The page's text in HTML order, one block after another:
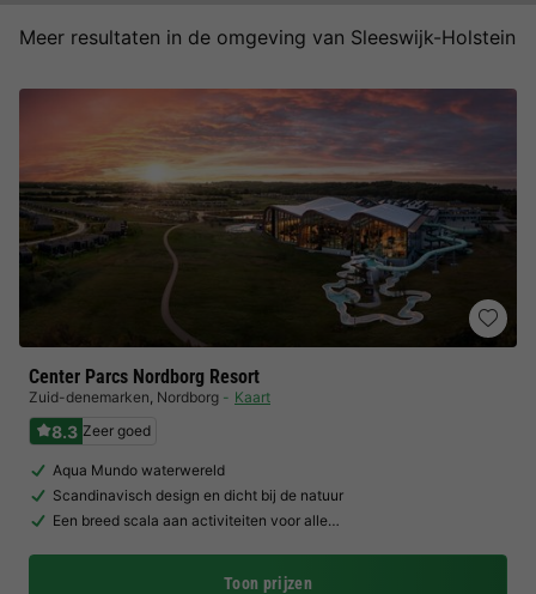
Meer resultaten in de omgeving van Sleeswijk-Holstein
Center Parcs Nordborg Resort
Zuid-denemarken, Nordborg Kaart
8.3 Zeer goed
Aqua Mundo waterwereld
Scandinavisch design en dicht bij de natuur
Een breed scala aan activiteiten voor alle…
Toon prijzen